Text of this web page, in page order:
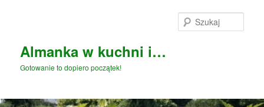
Almanka w kuchni i…
Gotowanie to dopiero początek!